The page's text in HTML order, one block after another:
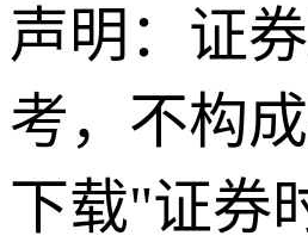
声明：证
考，不构
下载"证券